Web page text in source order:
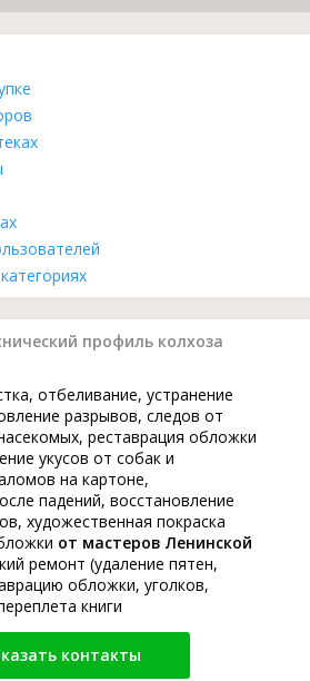
профиль колхоза
отбеливание, устранение
разрывов, следов от
реставрация обложки
укусов от собак и
на картоне,
падений, восстановление
художественная покраска
от мастеров Ленинской
ремонт (удаление пятен,
обложки, уголков,
книги
контакты